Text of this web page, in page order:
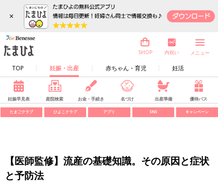
×
TOP 妊娠・出産 赤ちゃん・育児 妊活
SHOP 内祝い メニュー
妊娠早見表 産院検索 お金・手続き 名づけ 出産準備 優待パス
たまごクラブ ひよこクラブ アプリ SNS キャンペーン
【医師監修】流産の基礎知識。その原因と症状
と予防法